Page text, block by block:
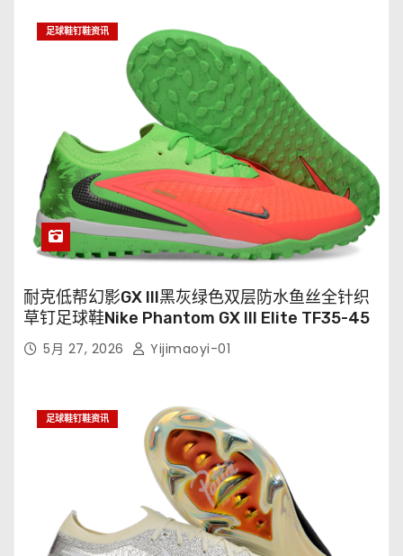
足球鞋钉鞋资讯
耐克低帮幻影GX III黑灰绿色双层防水鱼丝全针织
草钉足球鞋Nike Phantom GX III Elite TF35-45
5月 27, 2026 Yijimaoyi-01
足球鞋钉鞋资讯